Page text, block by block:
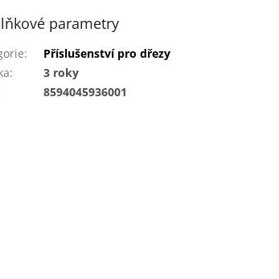
parametry
:
Příslušenství pro dřezy
:
3 roky
8594045936001